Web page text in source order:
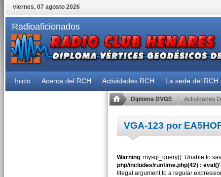
viernes, 07 agosto 2026
Radioaficionados
Inicio Acerca del RCH Actividades RCH La sede del RCH
Diploma DVGE Actividades
VGA-123 por
Warning: mysql_query(): Unable to
php/includes/runtime.php(42) :
Illegal argument to a regular